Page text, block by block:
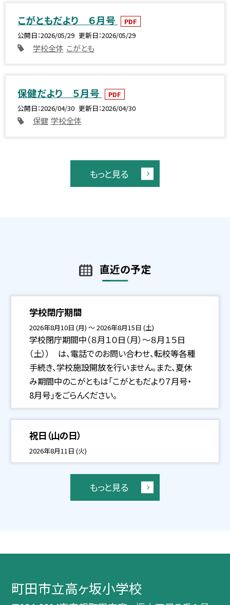
こがともだより ６月号
PDF
公開日 2026/05/29 更新日 2026/05/29
学校全体 こがとも
保健だより ５月号
PDF
公開日 2026/04/30 更新日 2026/04/30
保健 学校全体
もっと見る
直近の予定
学校閉庁期間
2026年8月10日 (月) ～ 2026年8月15日 (土)
学校閉庁期間中（８月１０日（月）〜８月１５日
（土）） は、電話でのお問い合わせ、転校等各種
手続き、学校施設開放を行いません。また、夏休
み期間中のこがともは「こがともだより７月号・
8月号」をごらんください。
祝日（山の日）
2026年8月11日 (火)
もっと見る
町田市立高ヶ坂小学校